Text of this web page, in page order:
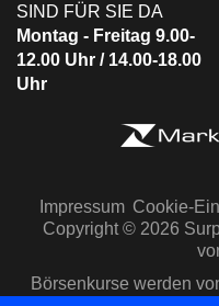
SIND FÜR SIE DA
Montag - Freitag 9.00-
12.00 Uhr / 14.00-18.00
Uhr
Impressum Cookie-
Copyright © 2026
Börsenkurse werden